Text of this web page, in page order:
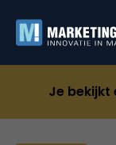
Je bekijkt